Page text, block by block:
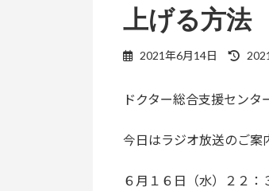
上げる方法
2021年6月14日
最
新
時
:
ドクター総合支援センタ
今日はラジオ放送のご案
６月１６日（水）２２：